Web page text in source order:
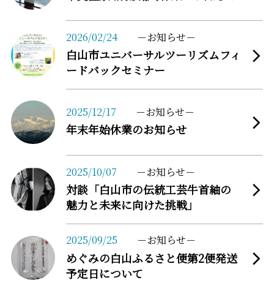
白山市ユニバーサルツーリズムフィ
ードバックセミナー
2026/02/24 お知らせ
more
年末年始休業のお知らせ
2025/12/17 お知らせ
more
対談「白山市の伝統工芸牛首紬の
魅力と未来に向けた挑戦」
2025/10/07 お知らせ
more
めぐみの白山ふるさと便第2便発送
予定日について
2025/09/25 お知らせ
more